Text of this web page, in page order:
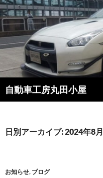
コ
ン
テ
ン
ス
キ
ッ
自動車工房丸田小屋
検
索
日別アーカイブ: 2024年8
お知らせ, ブログ